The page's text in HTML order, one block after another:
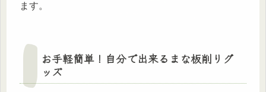
ます。
お手軽簡単！自分で出来るまな板削りグ
ッズ